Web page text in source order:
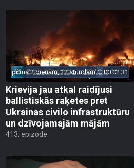
pirms 2 dienām, 12 stundām 00:02:31
Krievija jau atkal raidījusi
ballistiskās raķetes pret
Ukrainas civilo infrastruktūru
un dzīvojamajām mājām
413. epizode